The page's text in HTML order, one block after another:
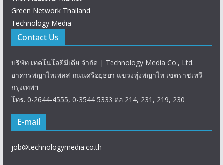
Green Network Thailand
Technology Media
Contact Us
บริษัท เทคโนโลยีมีเดีย จำกัด | Technology Media Co., Ltd.
อาคารพญาไทเพลส ถนนศรีอยุธยา แขวงทุ่งพญาไท เขตราชเทวี
กรุงเทพฯ
โทร. 0-2644-4555, 0-3544 5333 ต่อ 214, 231, 219, 230
E-mail
job@technologymedia.co.th